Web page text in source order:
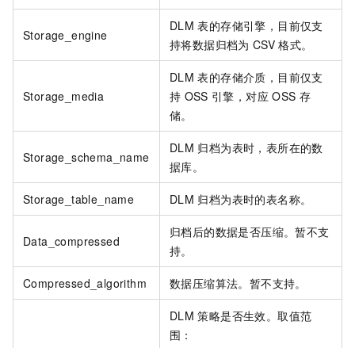
Storage_engine
DLM 表的存储引擎，目前仅支
持将数据归档为 CSV 格式。
Storage_media
DLM 表的存储介质，目前仅支
持 OSS 引擎，对应 OSS 存
储。
Storage_schema_name
DLM 归档为表时，表所在的数
据库。
Storage_table_name DLM 归档为表时的表名称。
Data_compressed
归档后的数据是否压缩。暂不支
持。
Compressed_algorithm 数据压缩算法。暂不支持。
DLM 策略是否生效。取值范
围：